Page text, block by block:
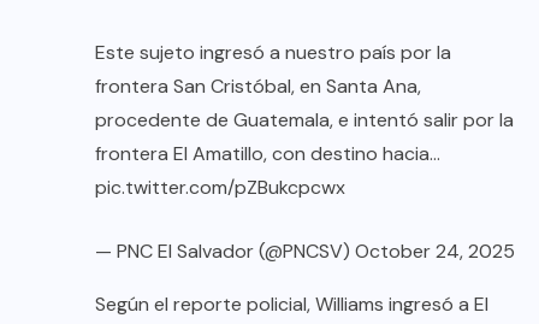
Este sujeto ingresó a nuestro país por la
frontera San Cristóbal, en Santa Ana,
procedente de Guatemala, e intentó salir por la
frontera El Amatillo, con destino hacia…
pic.twitter.com/pZBukcpcwx
— PNC El Salvador (@PNCSV) October 24, 2025
Según el reporte policial, Williams ingresó a El